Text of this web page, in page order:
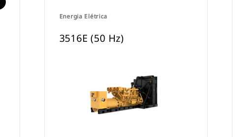
Energia Elétrica
3516E (50 Hz)